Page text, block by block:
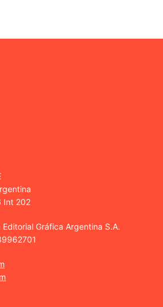
Int 202
Editorial Gráfica Argentina S.A.